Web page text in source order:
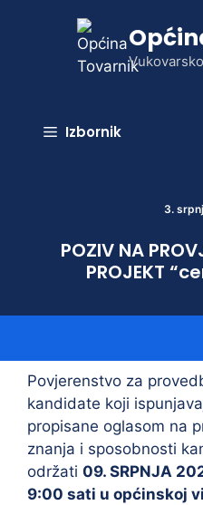
Izbornik
3.
POZIV NA
PROJEKT
Povjerenstvo za
kandidate koji
propisane oglasom na
znanja i sposobnosti
održati 09. SRPNJA
9:00 sati u općinskoj